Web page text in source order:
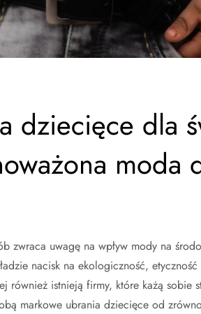
dziecięce dla
moda
zwraca uwagę na wpływ mody na
nacisk na ekologiczność, etyczność
istnieją firmy, które każą sobie
markowe ubrania dziecięce od